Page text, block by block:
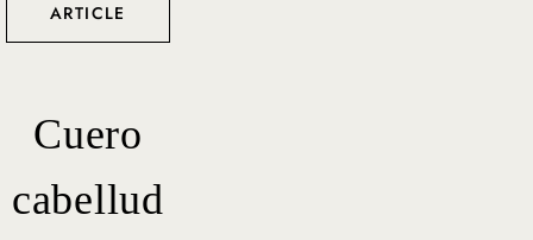
ARTICLE
Cuero
cabellud